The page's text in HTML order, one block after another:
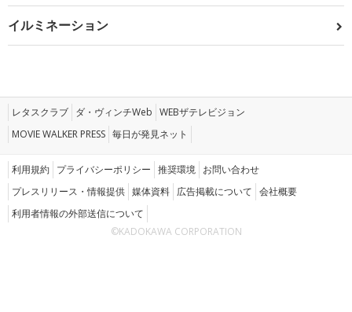
イルミネーション
レタスクラブ ダ・ヴィンチWeb WEBザテレビジョン
MOVIE WALKER PRESS 毎日が発見ネット
利用規約 プライバシーポリシー 推奨環境 お問い合わせ
プレスリリース・情報提供 媒体資料 広告掲載について 会社概要
利用者情報の外部送信について
©KADOKAWA CORPORATION